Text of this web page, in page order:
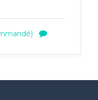
on board the
the